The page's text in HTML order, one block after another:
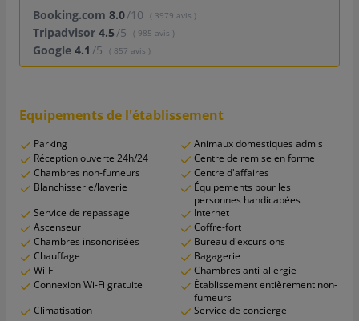
Booking.com 8.0/10 ( 3979 avis )
Tripadvisor 4.5/5 ( 985 avis )
Google 4.1 /5 ( 857 avis )
Equipements de l'établissement
Parking
Animaux domestiques admis
Réception ouverte 24h/24
Centre de remise en forme
Chambres non-fumeurs
Centre d'affaires
Blanchisserie/laverie
Équipements pour les
personnes handicapées
Service de repassage
Internet
Ascenseur
Coffre-fort
Chambres insonorisées
Bureau d'excursions
Chauffage
Bagagerie
Wi-Fi
Chambres anti-allergie
Connexion Wi-Fi gratuite
Établissement entièrement non-
fumeurs
Climatisation
Service de concierge